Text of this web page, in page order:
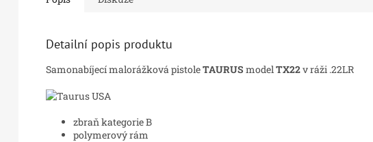
Detailní popis produktu
Samonabíjecí malorážková pistoleTAURUS model TX22v ráži .22LR
zbraň kategorie B
polymerový rám